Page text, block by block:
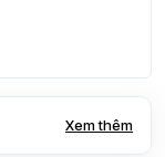
Xem thêm